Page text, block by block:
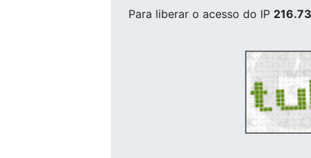
Para liberar o acesso do IP